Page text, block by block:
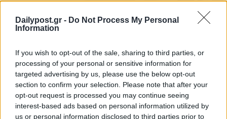
Dailypost.gr - Do Not Process My Personal
Information
If you wish to opt-out of the sale, sharing to third parties, or
processing of your personal or sensitive information for
targeted advertising by us, please use the below opt-out
section to confirm your selection. Please note that after your
opt-out request is processed you may continue seeing
interest-based ads based on personal information utilized by
us or personal information disclosed to third parties prior to